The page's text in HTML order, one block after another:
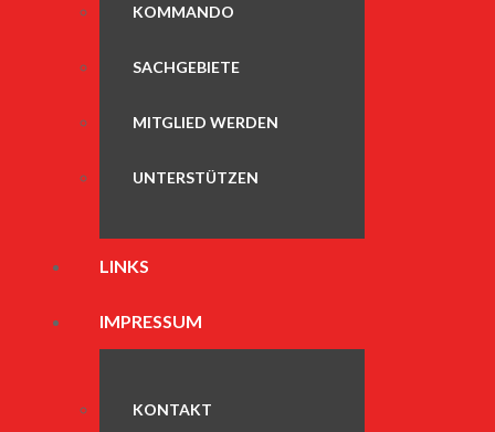
KOMMANDO
SACHGEBIETE
MITGLIED WERDEN
UNTERSTÜTZEN
LINKS
IMPRESSUM
KONTAKT